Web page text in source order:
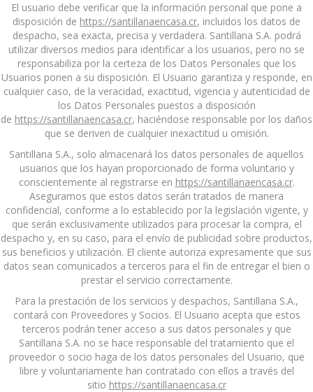
El usuario debe verificar que la información personal que pone a
disposición de https://santillanaencasa.cr, incluidos los datos de
despacho, sea exacta, precisa y verdadera. Santillana S.A. podrá
utilizar diversos medios para identificar a los usuarios, pero no se
responsabiliza por la certeza de los Datos Personales que los
Usuarios ponen a su disposición. El Usuario garantiza y responde, en
cualquier caso, de la veracidad, exactitud, vigencia y autenticidad de
los Datos Personales puestos a disposición
de https://santillanaencasa.cr, haciéndose responsable por los daños
que se deriven de cualquier inexactitud u omisión.
Santillana S.A., solo almacenará los datos personales de aquellos
usuarios que los hayan proporcionado de forma voluntario y
conscientemente al registrarse en https://santillanaencasa.cr.
Aseguramos que estos datos serán tratados de manera
confidencial, conforme a lo establecido por la legislación vigente, y
que serán exclusivamente utilizados para procesar la compra, el
despacho y, en su caso, para el envío de publicidad sobre productos,
sus beneficios y utilización. El cliente autoriza expresamente que sus
datos sean comunicados a terceros para el fin de entregar el bien o
prestar el servicio correctamente.
Para la prestación de los servicios y despachos, Santillana S.A.,
contará con Proveedores y Socios. El Usuario acepta que estos
terceros podrán tener acceso a sus datos personales y que
Santillana S.A. no se hace responsable del tratamiento que el
proveedor o socio haga de los datos personales del Usuario, que
libre y voluntariamente han contratado con ellos a través del
sitio https://santillanaencasa.cr